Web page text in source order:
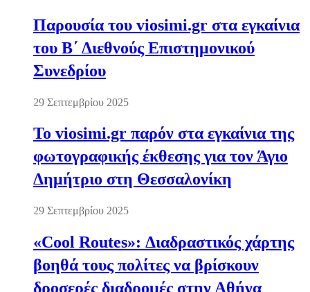
Παρουσία του viosimi.gr στα εγκαίνια
του Β΄ Διεθνούς Επιστημονικού
Συνεδρίου
29 Σεπτεμβρίου 2025
Το viosimi.gr παρόν στα εγκαίνια της
φωτογραφικής έκθεσης για τον Άγιο
Δημήτριο στη Θεσσαλονίκη
29 Σεπτεμβρίου 2025
«Cool Routes»: Διαδραστικός χάρτης
βοηθά τους πολίτες να βρίσκουν
δροσερές διαδρομές στην Αθήνα